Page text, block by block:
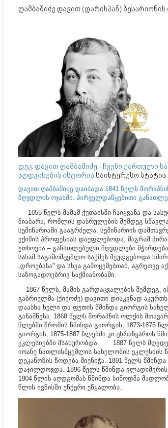
ღამბაშიძე დავით (დარისპან) ბესარიონის
დეკ. დავით ღამბაშიძე - ჩვენი ქართული
აღდგინების ისტორია საინტერესო სტატია
დავით ღამბაშიძე დაიბადა 1841 წელს
მღვდლის ოჯახში. პირველდაწყებითი
1855 წელს მამამ ქუთაისში ჩაიყვანა და
მიაბარა, რომლის დასრულების შემდეგ
სემინარიაში გააგრძელა. სემინარიის
ექიმის პროფესიას დაუფლებოდა, მაგრამ
უთხოვია – განათლებული მღვდლები
სანამ საგამომცემლო საქმეს შეუდგებოდა
„დროებასა” და სხვა გამოცემებთან, აგრეთვე
საზოგადოებრივ საქმიანობაში.
1867 წელს, მამის გარდაცვალების შემდეგ,
გაბრიელმა (ქიქოძე) დავითი დიაკვნად
დაასხა ხელი და ფუთის წმინდა გიორგის
განამწესა. 1868 წელს შორაპნის ოლქის
წლებში შროშის წმინდა გიორგის, 1873-1875
გიორგის, 1875-1887 წლებში კი ცხრაწყაროს
ეკლესიებში მსახურობდა. 1887 წელს
იოანე ნათლისმცემლის სახელობის ეკლესიის
დეკანოზის წოდება მიენიჭა. 1891 წელს
დაჯილდოვდა. 1896 წელს წმინდა ვლადიმერის
1904 წლის აღდგომას წმინდა სინოდმა
წლის ივნისში ენქერი ეწყალობა.